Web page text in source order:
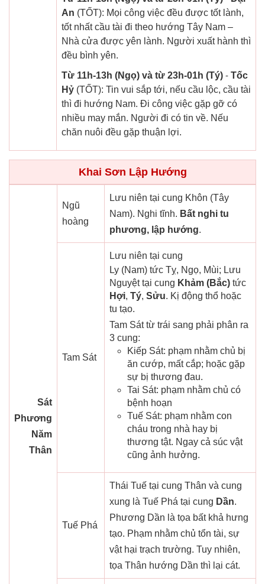
An (TỐT): Mọi công việc đều được tốt lành,
tốt nhất cầu tài đi theo hướng Tây Nam –
Nhà cửa được yên lành. Người xuất hành thì
đều bình yên.
Từ 11h-13h (Ngọ) và từ 23h-01h (Tý) - Tốc
Hỷ (TỐT): Tin vui sắp tới, nếu cầu lộc, cầu tài
thì đi hướng Nam. Đi công việc gặp gỡ có
nhiều may mắn. Người đi có tin về. Nếu
chăn nuôi đều gặp thuận lợi.
Khai Sơn Lập Hướng
Sát
Phương
Năm
Thân
Ngũ
hoàng
Lưu niên tại cung Khôn (Tây
Nam). Nghi tĩnh. Bất nghi tu
phương, lập hướng.
Tam Sát
Lưu niên tại cung
Ly (Nam) tức Tỵ, Ngọ, Mùi; Lưu
Nguyệt tại cung Khảm (Bắc) tức
Hợi, Tý, Sửu. Kị động thổ hoặc
tu tạo.
Tam Sát từ trái sang phải phân ra
3 cung:
Kiếp Sát: phạm nhằm chủ bị
ăn cướp, mất cắp; hoặc gặp
sự bị thương đau.
Tai Sát: phạm nhằm chủ có
bệnh hoạn
Tuế Sát: phạm nhằm con
cháu trong nhà hay bị
thương tật. Ngay cả súc vật
cũng ảnh hưởng.
Tuế Phá
Thái Tuế tại cung Thân và cung
xung là Tuế Phá tại cung Dần.
Phương Dần là tọa bất khả hưng
tạo. Phạm nhằm chủ tổn tài, sự
vật hại trạch trường. Tuy nhiên,
tọa Thân hướng Dần thì lại cát.